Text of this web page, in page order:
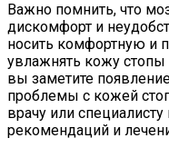
Важно помнить, что
дискомфорт и
носить комфортную и
увлажнять кожу стопы
вы заметите
проблемы с кожей
врачу или
рекомендаций и